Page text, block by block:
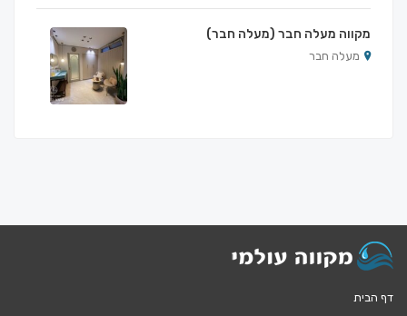
מקווה מעלה חבר (מעלה חבר)
מעלה חבר
דף הבית